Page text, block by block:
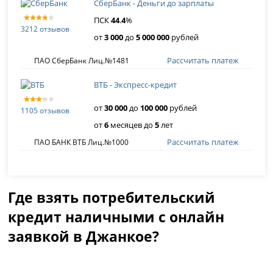
3212 отзывов
СберБанк - Деньги до зарплаты
ПСК44.4%
от3 000до5 000 000 рублей
ПАО СберБанк Лиц.№1481 Рассчитать платеж
1105 отзывов
ВТБ - Экспресс-кредит
от30 000до 100 000 рублей
от6 месяцев до5лет
ПАО БАНК ВТБ Лиц.№1000 Рассчитать платеж
Где взять потребительский
кредит наличными с онлайн
заявкой в Джанкое?